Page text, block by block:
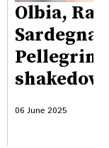
Olbia,
Pellegrini
06 June 2025